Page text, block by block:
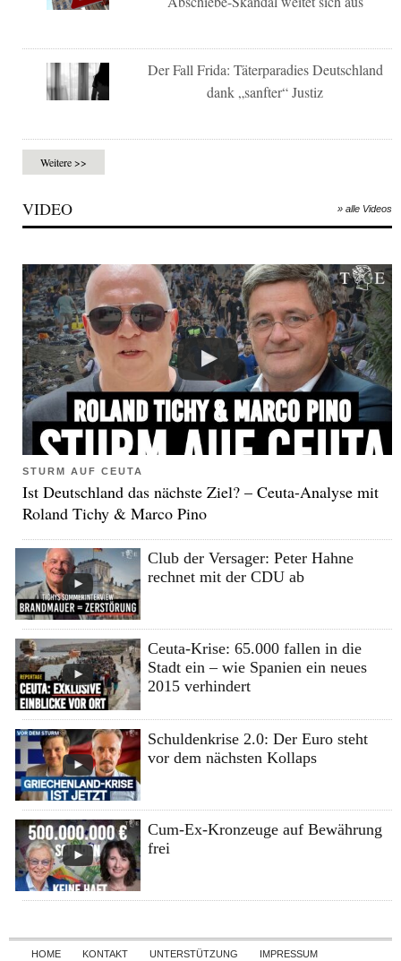
Der Fall Frida: Täterparadies Deutschland
dank „sanfter“ Justiz
Weitere >>
VIDEO » alle Videos
STURM AUF CEUTA
Ist Deutschland das nächste Ziel? – Ceuta-Analyse mit
Roland Tichy & Marco Pino
Club der Versager: Peter Hahne
rechnet mit der CDU ab
Ceuta-Krise: 65.000 fallen in die
Stadt ein – wie Spanien ein neues
2015 verhindert
Schuldenkrise 2.0: Der Euro steht
vor dem nächsten Kollaps
Cum-Ex-Kronzeuge auf Bewährung
frei
Skip to content
HOME KONTAKT UNTERSTÜTZUNG IMPRESSUM